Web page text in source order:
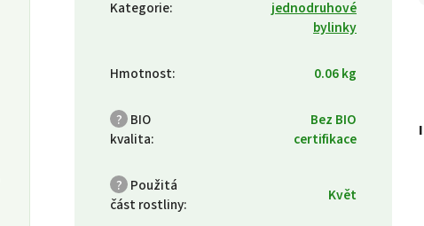
Kategorie:
jednodruhové
bylinky
Hmotnost: 0.06 kg
? BIO
kvalita:
Bez BIO
certifikace
? Použitá
část rostliny: Květ